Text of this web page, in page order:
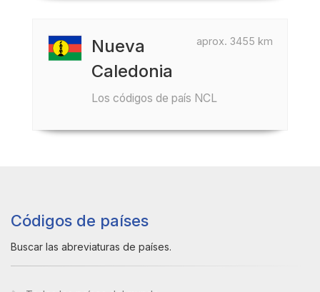
aprox. 3455 km
Nueva
Caledonia
Los códigos de país NCL
Códigos de países
Buscar las abreviaturas de países.